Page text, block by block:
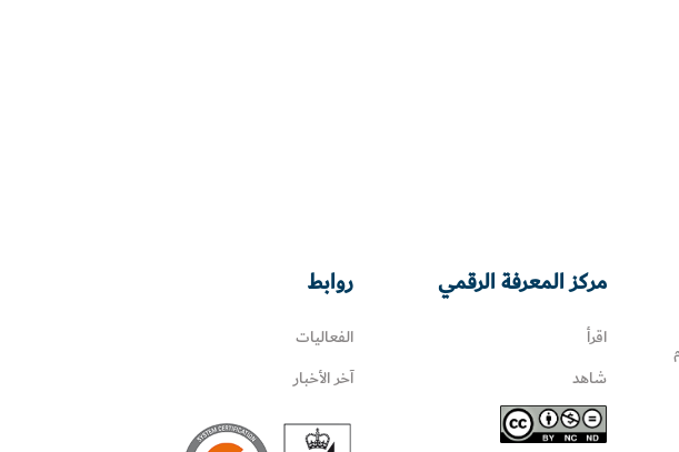
مركز المعرفة الرقمي
اقرأ
شاهد
روابط
الفعاليات
آخر الأخبار